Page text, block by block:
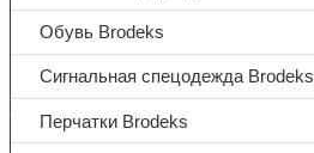
Обувь Brodeks
Сигнальная спецодежда Brodeks
Перчатки Brodeks
Услуги
Покупателям